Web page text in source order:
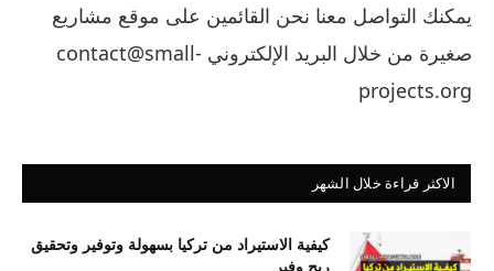
يمكنك التواصل معنا نحن القائمين على موقع مشاريع
صغيرة من خلال البريد الإلكتروني contact@small-
projects.org
الاكثر قراءة خلال الشهر
كيفية الاستيراد من تركيا بسهولة وتوفير وتحقيق
ربح وفير